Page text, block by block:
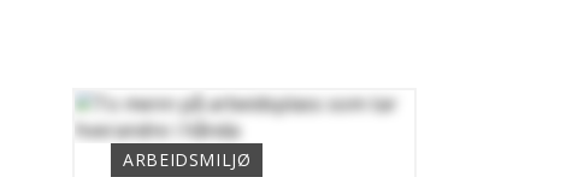
ARBEIDSMILJØ